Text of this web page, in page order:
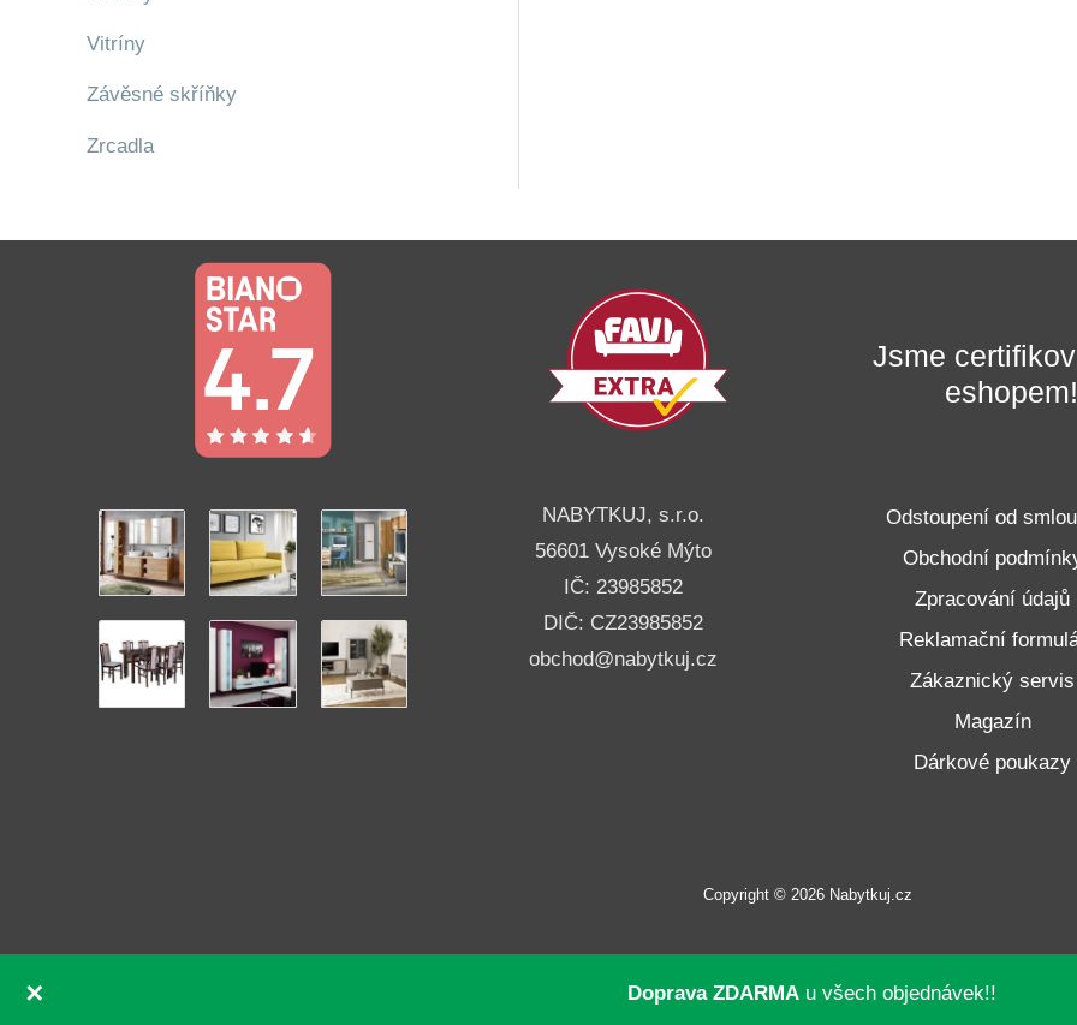
Vitríny
Závěsné skříňky
Zrcadla
Jsme
eshopem!
NABYTKUJ, s.r.o.
56601 Vysoké Mýto
IČ: 23985852
DIČ: CZ23985852
obchod@nabytkuj.cz
Odstoupení od
Obchodní
Zpracování údajů
Reklamační
Zákaznický servis
Magazín
Dárkové poukazy
Copyright © 2026 Nabytkuj.cz
✕ Doprava ZDARMA u všech objednávek!!